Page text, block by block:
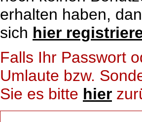
erhalten haben,
sich hier
Falls Ihr Passwort
Umlaute bzw.
Sie es bitte hier